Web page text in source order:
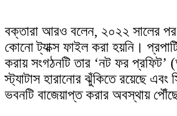
বক্তারা আরও বলেন, ২০২২ সালের পর
কোনো ট্যাক্স ফাইল করা হয়নি।
করায় সংগঠনটি তার ‘নট ফর
স্ট্যাটাস হারানোর ঝুঁকিতে রয়েছে এবং
ভবনটি বাজেয়াপ্ত করার অবস্থায়